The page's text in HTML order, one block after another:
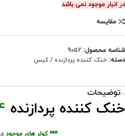
در انبار موجود نمی باشد
مقایسه
شناسه محصول: 9052
دسته: خنک کننده پردازنده / کیس
توضیحات
خنک کننده پردازنده
***کولر های موجود